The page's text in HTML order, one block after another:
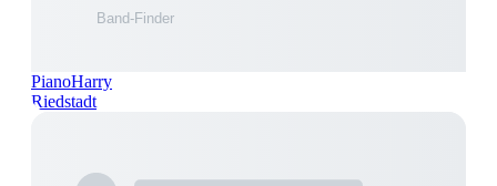
PianoHarry
Riedstadt